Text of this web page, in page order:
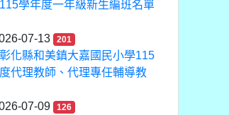
115學年度一年級新生編班名單
07-13
201
彰化縣和美鎮大嘉國民小學115
代理教師、代理專任輔導教
07-09
126